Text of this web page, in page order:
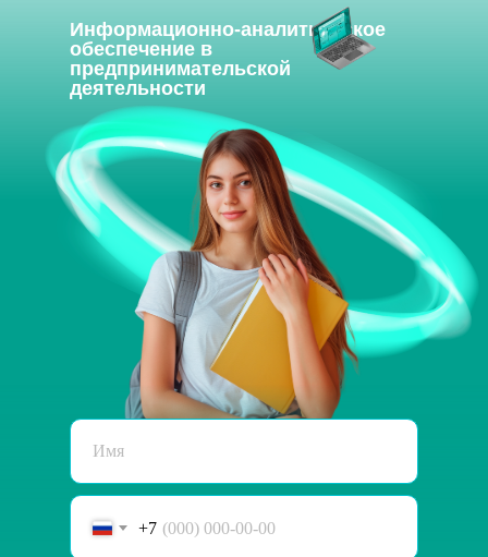
Информационно-аналитическое
обеспечение в
предпринимательской
деятельности
+7